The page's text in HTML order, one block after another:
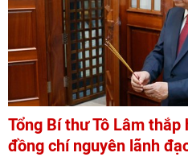
Tổng Bí thư Tô Lâm
đồng chí nguyên lãnh